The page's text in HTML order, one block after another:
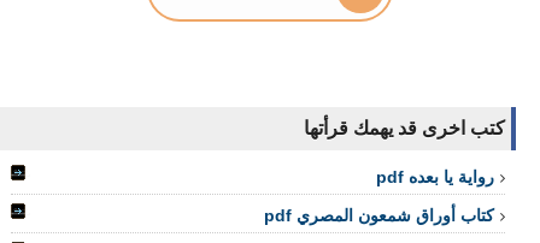
كتب اخرى قد يهمك قرأتها
رواية يا بعده pdf
كتاب أوراق شمعون المصري pdf